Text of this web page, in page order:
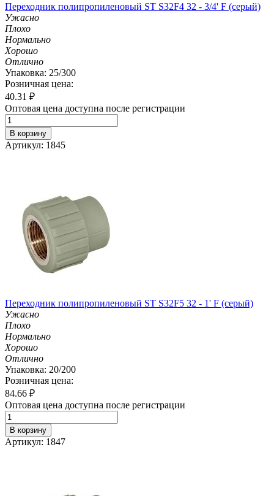
Переходник полипропиленовый ST S32F4 32 - 3/4' F (серый)
Ужасно
Плохо
Нормально
Хорошо
Отлично
Упаковка: 25/300
Розничная цена:
40.31 ₽
Оптовая цена доступна после регистрации
В корзину
Артикул: 1845
Переходник полипропиленовый ST S32F5 32 - 1' F (серый)
Ужасно
Плохо
Нормально
Хорошо
Отлично
Упаковка: 20/200
Розничная цена:
84.66 ₽
Оптовая цена доступна после регистрации
В корзину
Артикул: 1847